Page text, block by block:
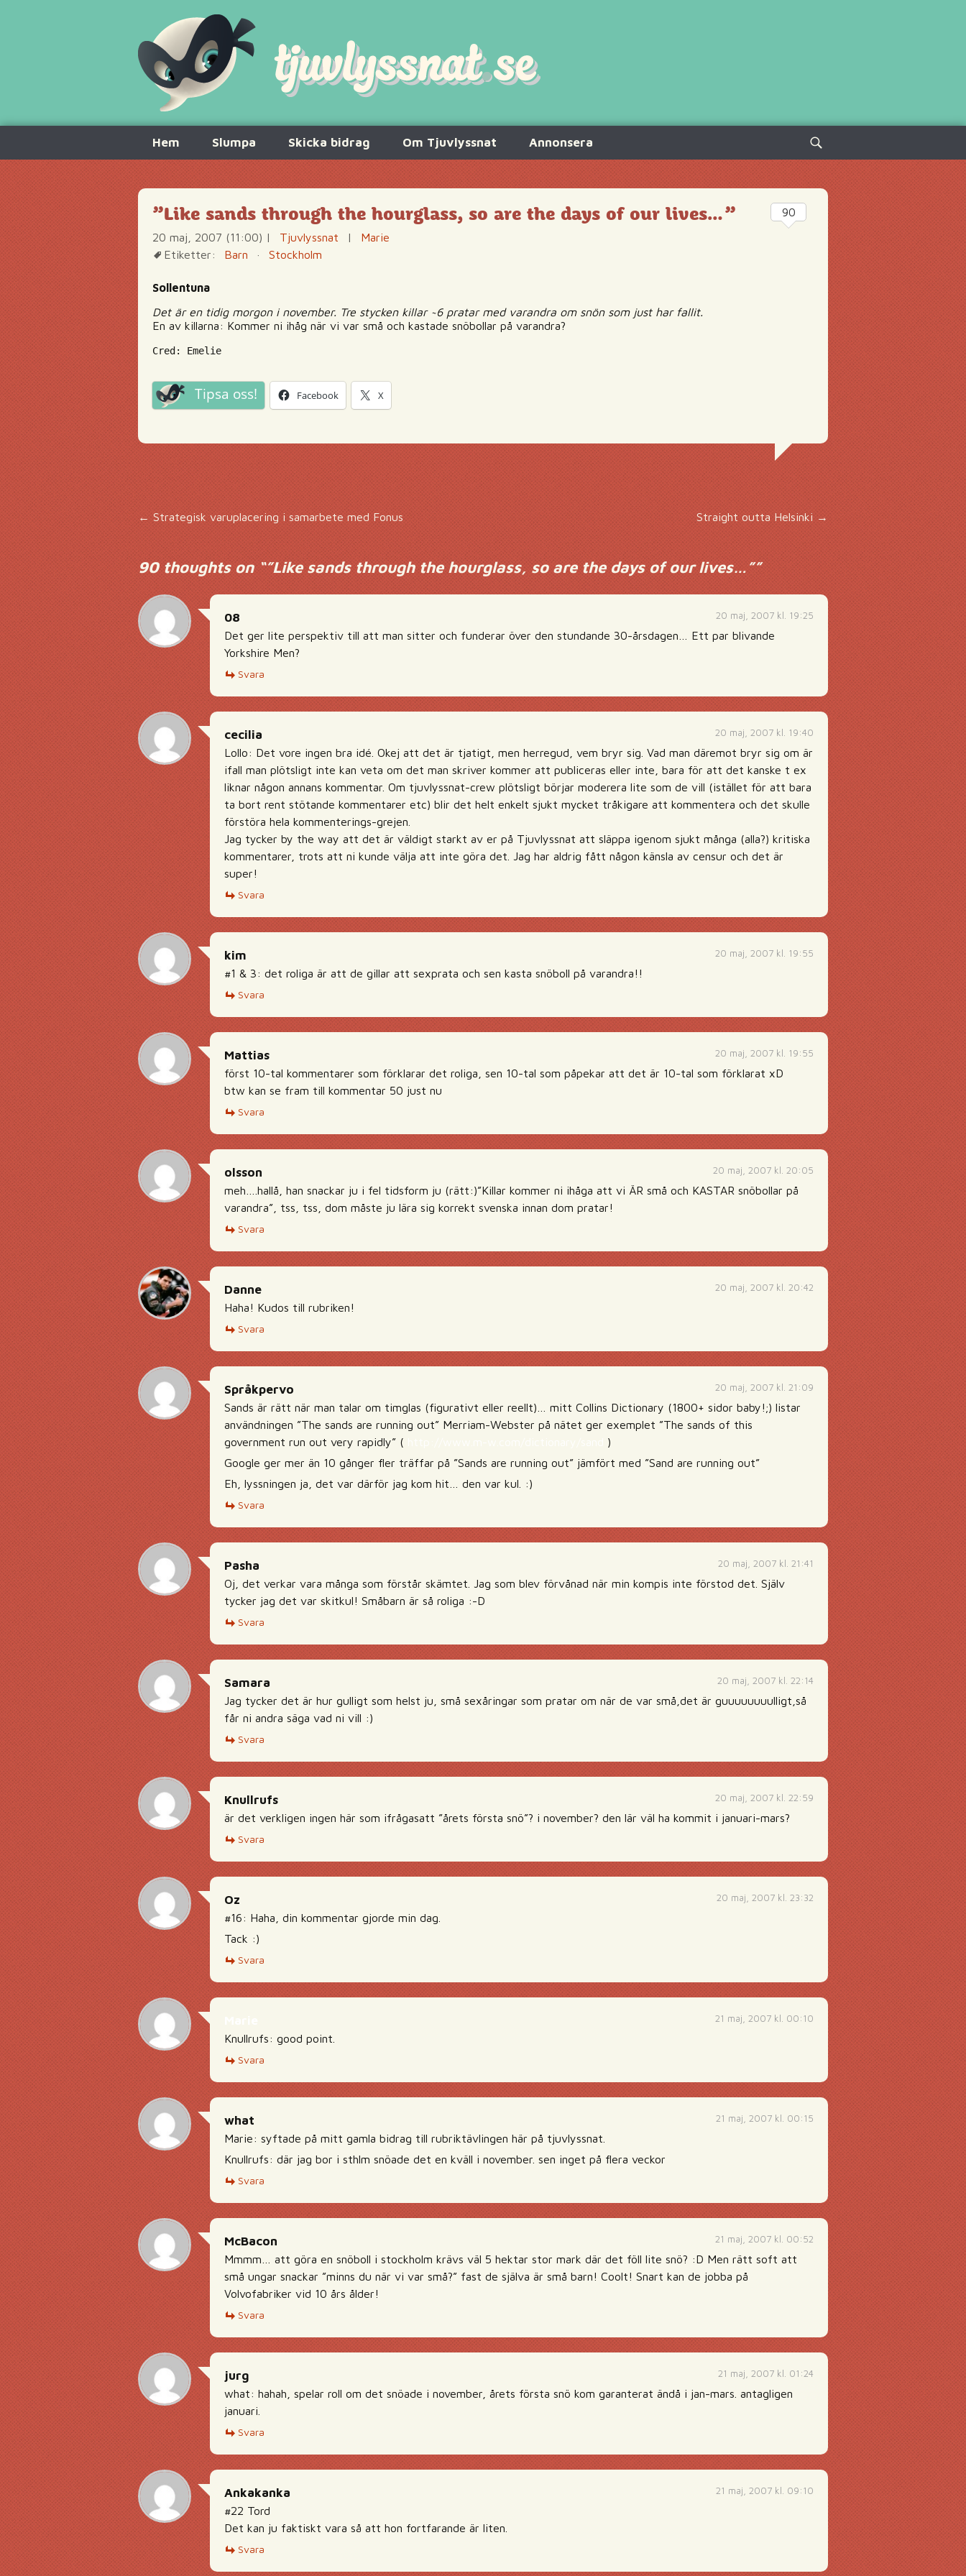
innehåll
Hem Slumpa Skicka bidrag Om Tjuvlyssnat Annonsera
Sök
efter:
”Like sands through the hourglass, so are the days of our lives…”
20 maj, 2007 (11:00) | Tjuvlyssnat |
Marie
Etiketter:
Barn · Stockholm
Sollentuna
Det är en tidig morgon i november. Tre stycken killar ~6 pratar med varandra om snön som just har fallit.
En av killarna: Kommer ni ihåg när vi var små och kastade snöbollar på varandra?
Cred: Emelie
Tipsa oss! Facebook X
90
Inläggsnavigering
←Strategisk varuplacering i samarbete med Fonus Straight outta Helsinki →
90 thoughts on “”Like sands through the hourglass, so are the days of our lives…””
20 maj, 2007 kl. 19:25
08
Det ger lite perspektiv till att man sitter och funderar över den stundande 30-årsdagen… Ett par blivande
Yorkshire Men?
Svara
20 maj, 2007 kl. 19:40
cecilia
Lollo: Det vore ingen bra idé. Okej att det är tjatigt, men herregud, vem bryr sig. Vad man däremot bryr sig om är
ifall man plötsligt inte kan veta om det man skriver kommer att publiceras eller inte, bara för att det kanske t ex
liknar någon annans kommentar. Om tjuvlyssnat-crew plötsligt börjar moderera lite som de vill (istället för att bara
ta bort rent stötande kommentarer etc) blir det helt enkelt sjukt mycket tråkigare att kommentera och det skulle
förstöra hela kommenterings-grejen.
Jag tycker by the way att det är väldigt starkt av er på Tjuvlyssnat att släppa igenom sjukt många (alla?) kritiska
kommentarer, trots att ni kunde välja att inte göra det. Jag har aldrig fått någon känsla av censur och det är
super!
Svara
20 maj, 2007 kl. 19:55
kim
#1 & 3: det roliga är att de gillar att sexprata och sen kasta snöboll på varandra!!
Svara
20 maj, 2007 kl. 19:55
Mattias
först 10-tal kommentarer som förklarar det roliga, sen 10-tal som påpekar att det är 10-tal som förklarat xD
btw kan se fram till kommentar 50 just nu
Svara
20 maj, 2007 kl. 20:05
olsson
meh….hallå, han snackar ju i fel tidsform ju (rätt:)”Killar kommer ni ihåga att vi ÄR små och KASTAR snöbollar på
varandra”, tss, tss, dom måste ju lära sig korrekt svenska innan dom pratar!
Svara
20 maj, 2007 kl. 20:42
Danne
Haha! Kudos till rubriken!
Svara
20 maj, 2007 kl. 21:09
Språkpervo
Sands är rätt när man talar om timglas (figurativt eller reellt)… mitt Collins Dictionary (1800+ sidor baby!;) listar
användningen ”The sands are running out” Merriam-Webster på nätet ger exemplet ”The sands of this
government run out very rapidly” (
)
Google ger mer än 10 gånger fler träffar på ”Sands are running out” jämfört med ”Sand are running out”
Eh, lyssningen ja, det var därför jag kom hit… den var kul. :)
Svara
20 maj, 2007 kl. 21:41
Pasha
Oj, det verkar vara många som förstår skämtet. Jag som blev förvånad när min kompis inte förstod det. Själv
tycker jag det var skitkul! Småbarn är så roliga :-D
Svara
20 maj, 2007 kl. 22:14
Samara
Jag tycker det är hur gulligt som helst ju, små sexåringar som pratar om när de var små,det är guuuuuuuulligt,så
får ni andra säga vad ni vill :)
Svara
20 maj, 2007 kl. 22:59
Knullrufs
är det verkligen ingen här som ifrågasatt ”årets första snö”? i november? den lär väl ha kommit i januari-mars?
Svara
20 maj, 2007 kl. 23:32
Oz
#16: Haha, din kommentar gjorde min dag.
Tack :)
Svara
21 maj, 2007 kl. 00:10
Knullrufs: good point.
Svara
21 maj, 2007 kl. 00:15
what
Marie: syftade på mitt gamla bidrag till rubriktävlingen här på tjuvlyssnat.
Knullrufs: där jag bor i sthlm snöade det en kväll i november. sen inget på flera veckor
Svara
21 maj, 2007 kl. 00:52
McBacon
Mmmm… att göra en snöboll i stockholm krävs väl 5 hektar stor mark där det föll lite snö? :D Men rätt soft att
små ungar snackar ”minns du när vi var små?” fast de själva är små barn! Coolt! Snart kan de jobba på
Volvofabriker vid 10 års ålder!
Svara
21 maj, 2007 kl. 01:24
jurg
what: hahah, spelar roll om det snöade i november, årets första snö kom garanterat ändå i jan-mars. antagligen
januari.
Svara
21 maj, 2007 kl. 09:10
Ankakanka
#22 Tord
Det kan ju faktiskt vara så att hon fortfarande är liten.
Svara